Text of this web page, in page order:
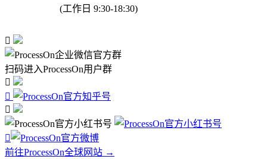
(工作日 9:30-18:30)

扫码进入ProcessOn用户群




前往ProcessOn全球网站 →